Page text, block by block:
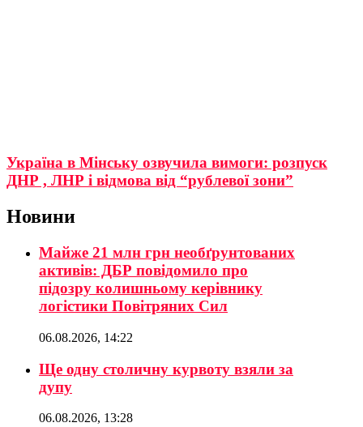
Україна в Мінську озвучила вимоги: розпуск
ДНР , ЛНР і відмова від “рублевої зони”
Новини
Майже 21 млн грн необґрунтованих
активів: ДБР повідомило про
підозру колишньому керівнику
логістики Повітряних Сил
06.08.2026, 14:22
Ще одну столичну курвоту взяли за
дупу
06.08.2026, 13:28